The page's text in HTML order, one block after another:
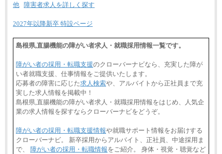
他
障害者求人を詳しく探す
2027年以降新卒 特設ページ
島根県,直腸機能の障がい者求人・就職採用情報一覧です。
障がい者の採用・転職支援のクローバーナビなら、充実した障が
い者就職支援、仕事情報をご提供いたします。
応募者の障害に応じた求人検索や、アルバイトから正社員まで充
実した求人情報を掲載中！
島根県,直腸機能の障がい者求人・就職採用情報をはじめ、人気企
業の求人情報を探すならクローバーナビをどうぞ。
障がい者の採用・転職支援情報や就職サポート情報をお届けする
クローバーナビ。 新卒採用からアルバイト、正社員、中途採用ま
で、 障がい者の採用・転職情報をご紹介。 身体・視覚・聴覚など